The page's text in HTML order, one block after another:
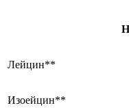
Лейцин**
Изоейцин**